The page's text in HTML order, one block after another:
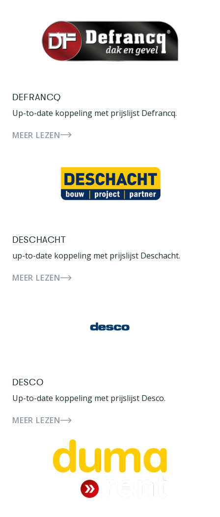
DEFRANCQ
Up-to-date koppeling met prijslijst Defrancq.
MEER LEZEN
DESCHACHT
up-to-date koppeling met prijslijst Deschacht.
MEER LEZEN
DESCO
Up-to-date koppeling met prijslijst Desco.
MEER LEZEN